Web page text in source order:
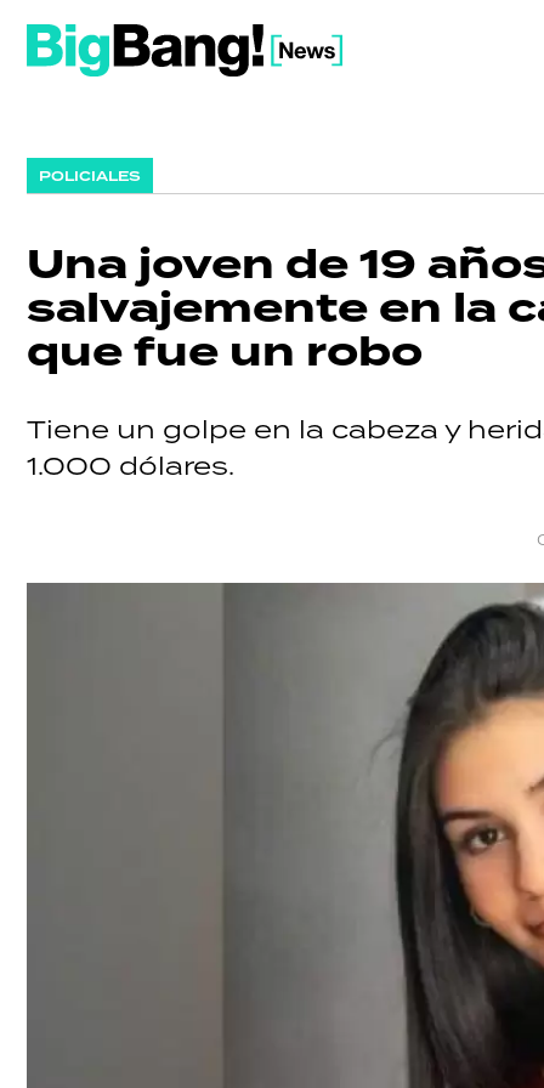
POLICIALES
Una joven de 19
salvajemente en la
que fue un robo
Tiene un golpe en la cabeza y
1.000 dólares.